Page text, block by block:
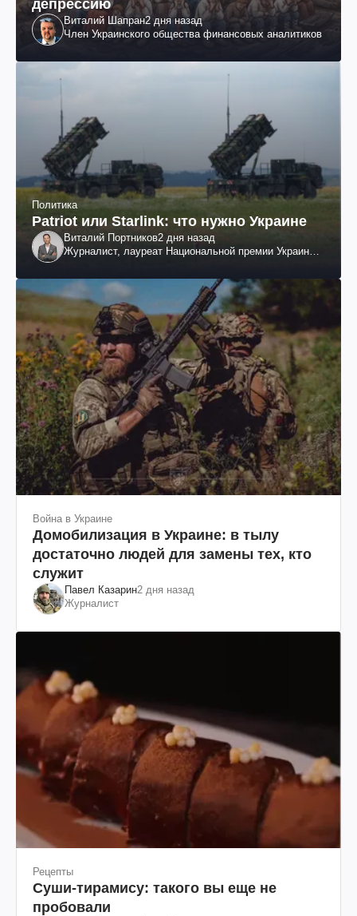
депрессию
Виталий Шапран2 дня назад
Член Украинского общества финансовых аналитиков
Политика
Patriot или Starlink: что нужно Украине
Виталий Портников2 дня назад
Журналист, лауреат Национальной премии Украины
Война в Украине
Домобилизация в Украине: в тылу
достаточно людей для замены тех, кто
служит
Павел Казарин2 дня назад
Журналист
Рецепты
Суши-тирамису: такого вы еще не
пробовали